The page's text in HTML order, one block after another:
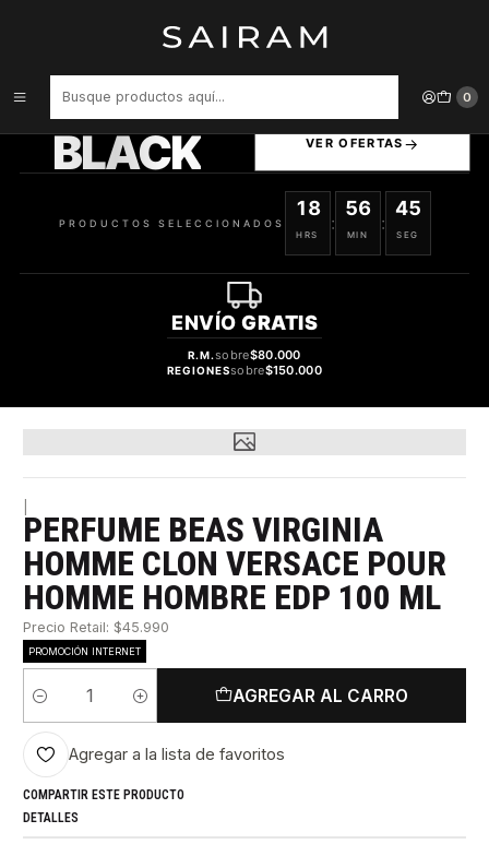
0
PERFUME BEAS VIRGINIA HOMME CLON VERSACE POUR HOMME
BLACK VER OFERTAS
PRODUCTOS SELECCIONADOS
18
HRS
:
56
MIN
:
44
SEG
ENVÍO GRATIS
R.M.sobre$80.000
REGIONESsobre$150.000
31%
PERFUME BEAS VIRGINIA
HOMME CLON VERSACE POUR
HOMME HOMBRE EDP 100 ML
Precio Retail: $45.990
PROMOCIÓN INTERNET
Cantidad
AGREGAR AL CARRO
Agregar a la lista de favoritos
COMPARTIR ESTE PRODUCTO
DETALLES